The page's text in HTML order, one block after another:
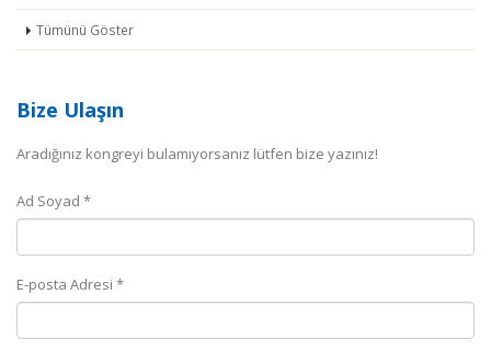
Tümünü Göster
Bize Ulaşın
Aradığınız kongreyi bulamıyorsanız lütfen bize yazınız!
Ad Soyad *
E-posta Adresi *